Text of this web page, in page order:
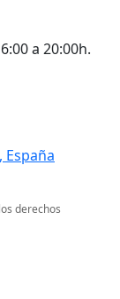
a 20:00h.
España
derechos